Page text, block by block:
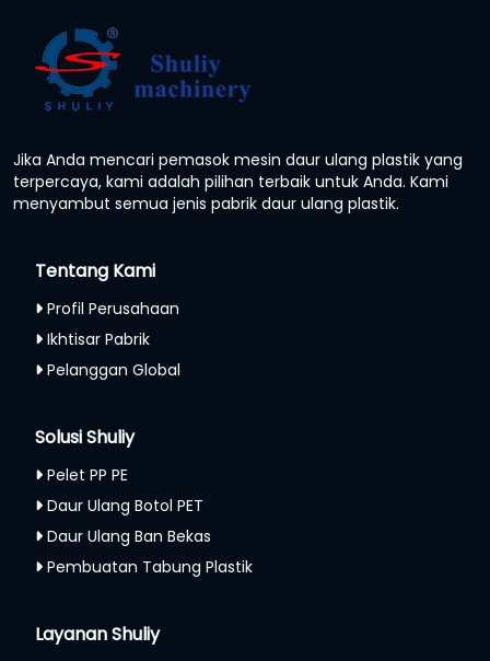
Jika Anda mencari pemasok mesin daur ulang plastik yang
terpercaya, kami adalah pilihan terbaik untuk Anda. Kami
menyambut semua jenis pabrik daur ulang plastik.
Tentang Kami
Profil Perusahaan
Ikhtisar Pabrik
Pelanggan Global
Solusi Shuliy
Pelet PP PE
Daur Ulang Botol PET
Daur Ulang Ban Bekas
Pembuatan Tabung Plastik
Layanan Shuliy